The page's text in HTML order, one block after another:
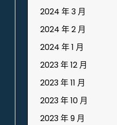
2024 年 3 月
2024 年 2 月
2024 年 1 月
2023 年 12 月
2023 年 11 月
2023 年 10 月
2023 年 9 月